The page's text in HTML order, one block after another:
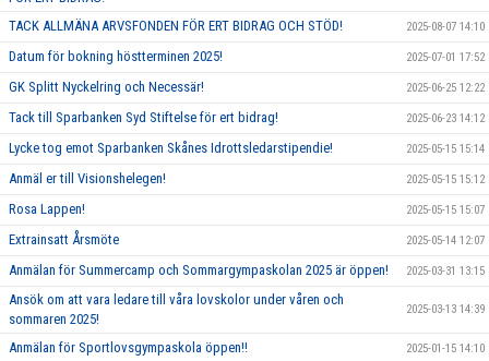
TACK ALLMÄNA ARVSFONDEN FÖR ERT BIDRAG OCH STÖD!
2025-08-07 14:10
Datum för bokning höstterminen 2025! 2025-07-01 17:52
GK Splitt Nyckelring och Necessär! 2025-06-25 12:22
Tack till Sparbanken Syd Stiftelse för ert bidrag! 2025-06-23 14:12
Lycke tog emot Sparbanken Skånes Idrottsledarstipendie! 2025-05-15 15:14
Anmäl er till Visionshelegen! 2025-05-15 15:12
Rosa Lappen! 2025-05-15 15:07
Extrainsatt Årsmöte 2025-05-14 12:07
Anmälan för Summercamp och Sommargympaskolan 2025 är öppen! 2025-03-31 13:15
Ansök om att vara ledare till våra lovskolor under våren och
sommaren 2025!
2025-03-13 14:39
Anmälan för Sportlovsgympaskola öppen!! 2025-01-15 14:10